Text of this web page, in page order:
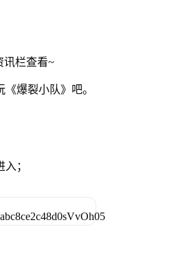
讯栏查看~
爆裂小队》吧。
；